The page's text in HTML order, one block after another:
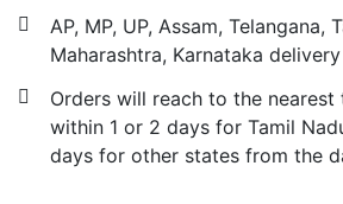
AP, MP, UP, Assam, Telangana,
Maharashtra, Karnataka
Orders will reach to the
within 1 or 2 days for Tamil
days for other states from the